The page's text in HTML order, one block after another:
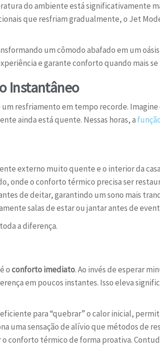
do ambiente está significativamente
que resfriam gradualmente, o Jet
um cômodo abafado em um
e garante conforto quando mais se
Instantâneo
resfriamento em tempo recorde. Imagine
ainda está quente. Nessas horas, a
externo muito quente e o interior da
onde o conforto térmico precisa ser
de deitar, garantindo um sono mais
salas de estar ou jantar antes de
a diferença.
oconforto imediato. Ao invés de esperar
em poucos instantes. Isso eleva
para “quebrar” o calor inicial,
uma sensação de alívio que métodos de
conforto térmico de forma proativa.